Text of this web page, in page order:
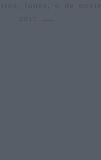
lunes, 6 de
2017